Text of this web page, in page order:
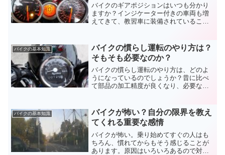
バイクのギアポジションはいつも分かり
ますか？インジケーター付きの車両も増
えてきて、教習車に装備されていること
他の方法でも良いので、バイクのギアポ
ジションを把握しておきましょう。
バイクの基本知識
バイクの慣らし運転のやり方は？
そもそも必要なのか？
バイクの慣らし運転のやり方は、どのよ
うになっているのでしょうか？昔に比べ
て部品の加工精度が良くなり、必要ない
うなのか、バイクの慣らし運転のやり方
や、考えかたをお伝えします。
バイクの基本知識
バイクが怖い？自分の限界を教え
てくれる重要な感情
バイクが怖い。乗り始めてすぐの人はも
ちろん、慣れてからもそう感じることが
あります。原因はいろいろあるので対処